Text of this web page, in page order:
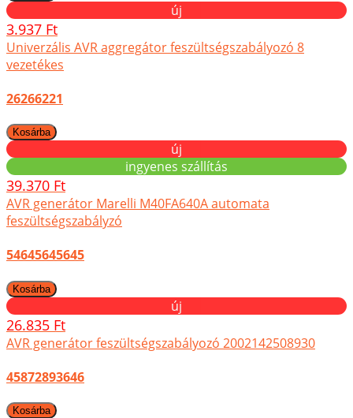
új
3.937 Ft
Univerzális AVR aggregátor feszültségszabályozó 8
vezetékes
26266221
új
ingyenes szállítás
39.370 Ft
AVR generátor Marelli M40FA640A automata
feszültségszabályzó
54645645645
új
26.835 Ft
AVR generátor feszültségszabályozó 2002142508930
45872893646